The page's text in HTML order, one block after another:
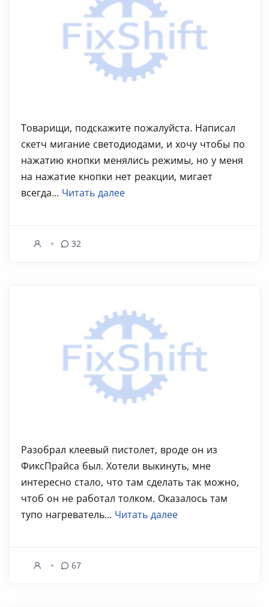
Товарищи, подскажите пожалуйста. Написал
скетч мигание светодиодами, и хочу чтобы по
нажатию кнопки менялись режимы, но у меня
на нажатие кнопки нет реакции, мигает
всегда... Читать далее
32
Разобрал клеевый пистолет, вроде он из
ФиксПрайса был. Хотели выкинуть, мне
интересно стало, что там сделать так можно,
чтоб он не работал толком. Оказалось там
тупо нагреватель... Читать далее
67